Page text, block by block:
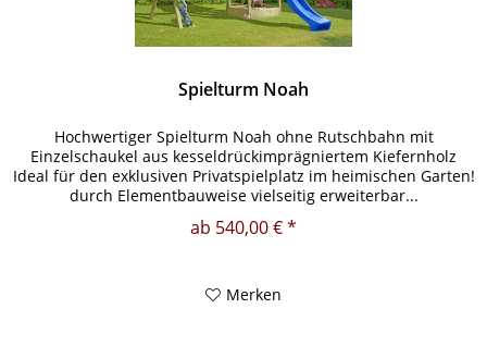
Spielturm Noah
Hochwertiger Spielturm Noah ohne Rutschbahn mit
Einzelschaukel aus kesseldrückimprägniertem Kiefernholz
Ideal für den exklusiven Privatspielplatz im heimischen Garten!
durch Elementbauweise vielseitig erweiterbar...
ab 540,00 € *
Merken